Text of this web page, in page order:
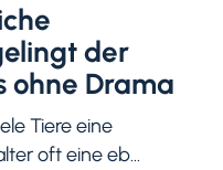
der
ohne Drama
Tiere eine
oft eine eb...